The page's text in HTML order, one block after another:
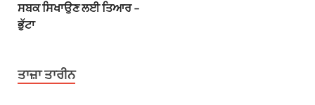
ਸਬਕ ਸਿਖਾਉਣ ਲਈ ਤਿਆਰ –
ਭੁੱਟਾ
ਤਾਜ਼ਾ ਤਾਰੀਨ